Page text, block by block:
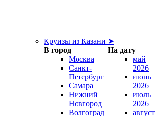
Круизы из Казани ➤
В город
На дату
Москва
Санкт-
Петербург
Самара
Нижний
Новгород
Волгоград
май
2026
июнь
2026
июль
2026
август